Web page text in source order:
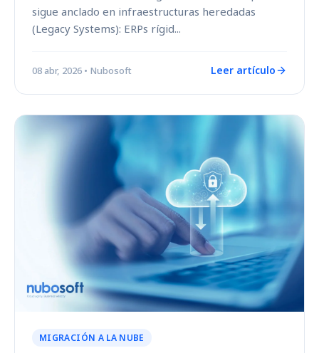
sigue anclado en infraestructuras heredadas
(Legacy Systems): ERPs rígid...
08 abr, 2026 • Nubosoft Leer artículo
MIGRACIÓN A LA NUBE